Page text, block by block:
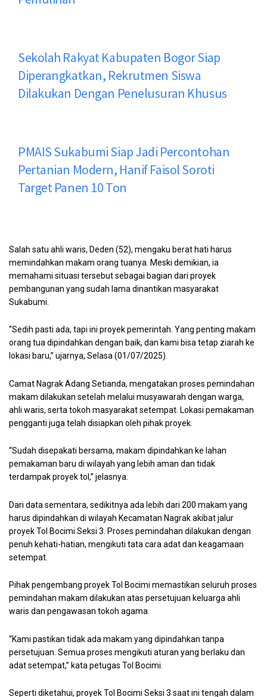
Sekolah Rakyat Kabupaten Bogor Siap
Diperangkatkan, Rekrutmen Siswa
Dilakukan Dengan Penelusuran Khusus
PMAIS Sukabumi Siap Jadi Percontohan
Pertanian Modern, Hanif Faisol Soroti
Target Panen 10 Ton
Salah satu ahli waris, Deden (52), mengaku berat hati harus
memindahkan makam orang tuanya. Meski demikian, ia
memahami situasi tersebut sebagai bagian dari proyek
pembangunan yang sudah lama dinantikan masyarakat
Sukabumi.
“Sedih pasti ada, tapi ini proyek pemerintah. Yang penting makam
orang tua dipindahkan dengan baik, dan kami bisa tetap ziarah ke
lokasi baru,” ujarnya, Selasa (01/07/2025).
Camat Nagrak Adang Setianda, mengatakan proses pemindahan
makam dilakukan setelah melalui musyawarah dengan warga,
ahli waris, serta tokoh masyarakat setempat. Lokasi pemakaman
pengganti juga telah disiapkan oleh pihak proyek.
“Sudah disepakati bersama, makam dipindahkan ke lahan
pemakaman baru di wilayah yang lebih aman dan tidak
terdampak proyek tol,” jelasnya.
Dari data sementara, sedikitnya ada lebih dari 200 makam yang
harus dipindahkan di wilayah Kecamatan Nagrak akibat jalur
proyek Tol Bocimi Seksi 3. Proses pemindahan dilakukan dengan
penuh kehati-hatian, mengikuti tata cara adat dan keagamaan
setempat.
Pihak pengembang proyek Tol Bocimi memastikan seluruh proses
pemindahan makam dilakukan atas persetujuan keluarga ahli
waris dan pengawasan tokoh agama.
“Kami pastikan tidak ada makam yang dipindahkan tanpa
persetujuan. Semua proses mengikuti aturan yang berlaku dan
adat setempat,” kata petugas Tol Bocimi.
Seperti diketahui, proyek Tol Bocimi Seksi 3 saat ini tengah dalam